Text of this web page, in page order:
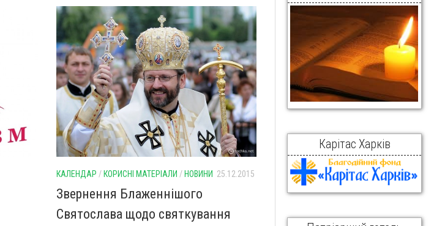
КАЛЕНДАР / КОРИСНІ МАТЕРІАЛИ / НОВИНИ 25.12.2015
Звернення Блаженнішого
Святослава щодо святкування
Карітас Харків